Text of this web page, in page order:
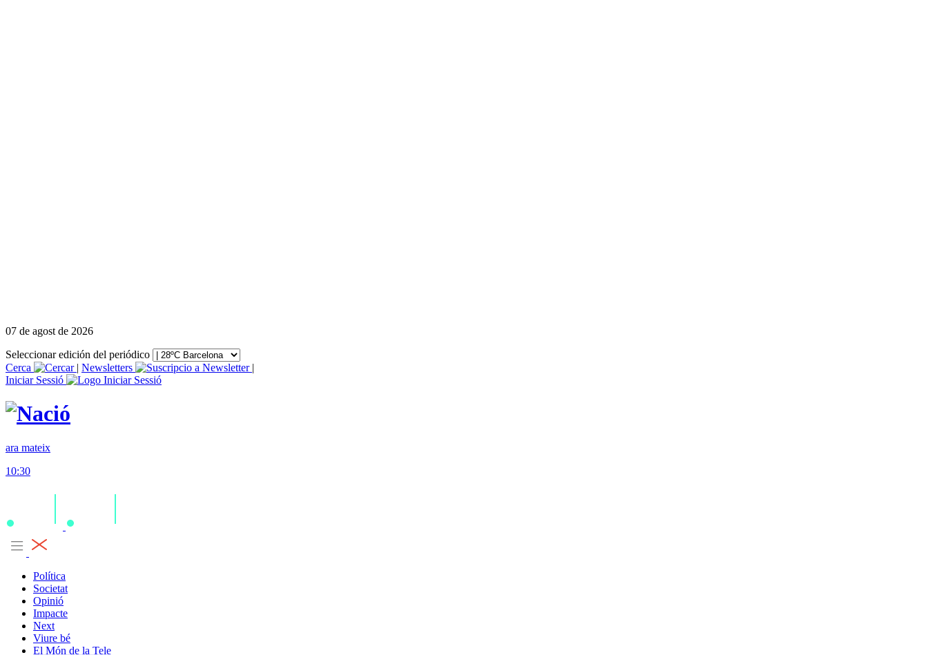
07 de agost de 2026
Seleccionar edición del periódico
Cerca
| Newsletters
|
Iniciar Sessió
ara mateix
10:30
Política
Societat
Opinió
Impacte
Next
Viure bé
El Món de la Tele